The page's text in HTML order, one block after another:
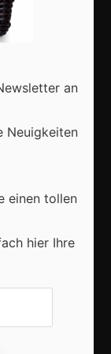
bleibt der
an
Neuigkeiten
einen tollen
hier Ihre